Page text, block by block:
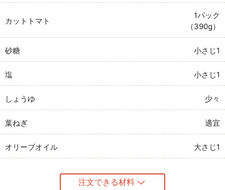
カットトマト
1パック
（390g）
砂糖 小さじ1
塩 小さじ1
しょうゆ 少々
葉ねぎ 適宜
オリーブオイル 大さじ1
注文できる材料